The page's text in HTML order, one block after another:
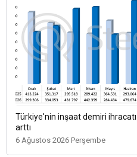
Türkiye'nin inşaat demiri
arttı
6 Ağustos 2026 Perşembe